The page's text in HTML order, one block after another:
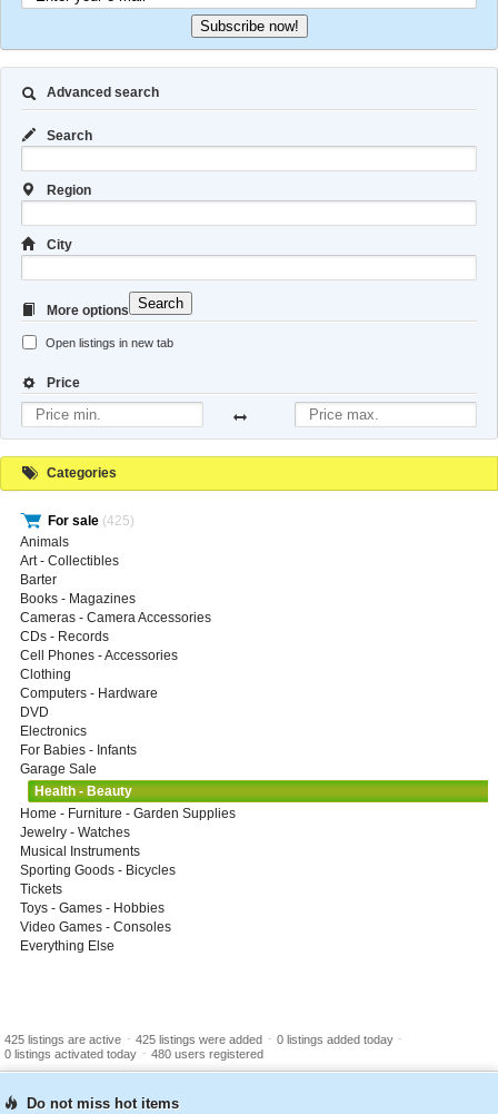
Subscribe now!
Advanced search
Search
Region
City
More options
Open listings in new tab
Price
Search
Categories
For sale (425)
Animals
Art - Collectibles
Barter
Books - Magazines
Cameras - Camera Accessories
CDs - Records
Cell Phones - Accessories
Clothing
Computers - Hardware
DVD
Electronics
For Babies - Infants
Garage Sale
Health - Beauty
Home - Furniture - Garden Supplies
Jewelry - Watches
Musical Instruments
Sporting Goods - Bicycles
Tickets
Toys - Games - Hobbies
Video Games - Consoles
Everything Else
425 listings are active - 425 listings were added - 0 listings added today -
0 listings activated today - 480 users registered
Do not miss hot items